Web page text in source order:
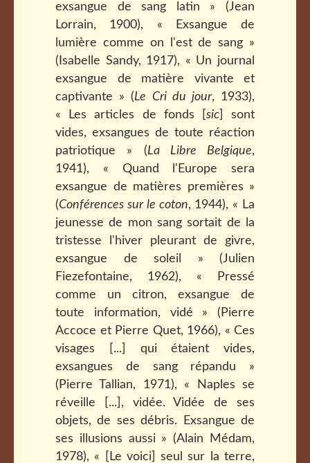
exsangue de sang latin » (Jean
Lorrain, 1900), « Exsangue de
lumière comme on l'est de sang »
(Isabelle Sandy, 1917), « Un journal
exsangue de matière vivante et
captivante » (Le Cri du jour, 1933),
« Les articles de fonds [ sic] sont
vides, exsangues de toute réaction
patriotique » (La Libre Belgique,
1941), « Quand l'Europe sera
exsangue de matières premières »
(Conférences sur le coton, 1944), « La
jeunesse de mon sang sortait de la
tristesse l'hiver pleurant de givre,
exsangue de soleil » (Julien
Fiezefontaine, 1962), « Pressé
comme un citron, exsangue de
toute information, vidé » (Pierre
Accoce et Pierre Quet, 1966), « Ces
visages [...] qui étaient vides,
exsangues de sang répandu »
(Pierre Tallian, 1971), « Naples se
réveille [...], vidée. Vidée de ses
objets, de ses débris. Exsangue de
ses illusions aussi » (Alain Médam,
1978), « [Le voici] seul sur la terre,